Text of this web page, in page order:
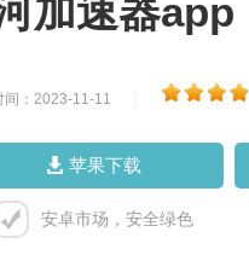
加速器app
间：2023-11-11
苹果下载
安卓市场，安全绿色